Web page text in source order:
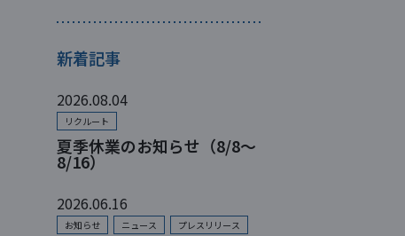
新着記事
2026.08.04
リクルート
夏季休業のお知らせ（8/8～
8/16）
2026.06.16
お知らせ ニュース プレスリリース